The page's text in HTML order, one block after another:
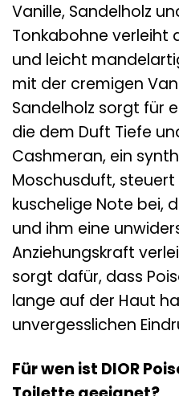
Vanille, Sandelholz
Tonkabohne verleiht
und leicht
mit der cremigen
Sandelholz sorgt für
die dem Duft Tiefe
Cashmeran, ein
Moschusduft,
kuschelige Note bei,
und ihm eine
Anziehungskraft
sorgt dafür, dass
lange auf der Haut
unvergesslichen
Für wen ist DIOR